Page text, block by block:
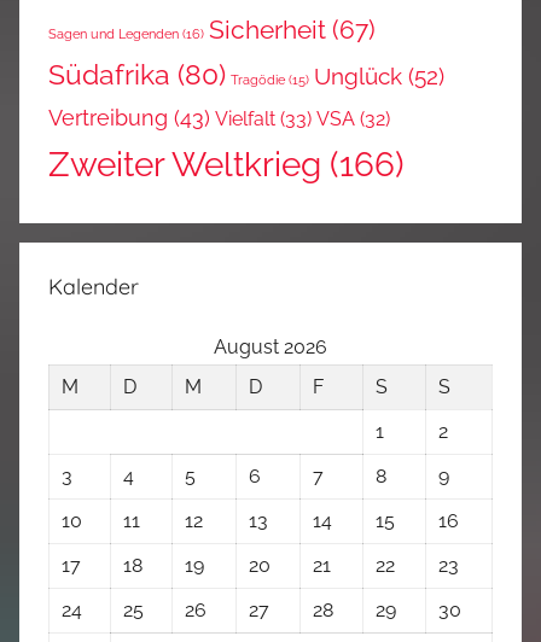
Sagen und Legenden (16) Sicherheit (67)
Südafrika (80) Tragödie (15) Unglück (52)
Vertreibung (43) Vielfalt (33) VSA (32)
Zweiter Weltkrieg (166)
Kalender
August 2026
M
D M D F S
S
1
2
3
4 5 6 7 8
9
10
11 12 13 14 15
16
17
18 19 20 21 22
23
24
25 26 27 28 29
30